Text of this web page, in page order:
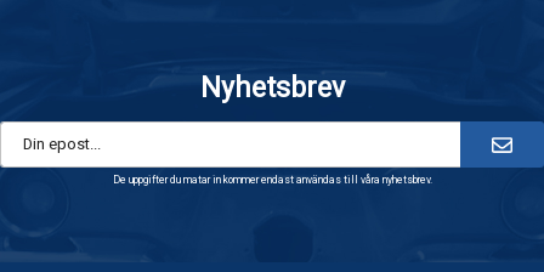
Nyhetsbrev
De uppgifter du matar in kommer endast användas till våra nyhetsbrev.